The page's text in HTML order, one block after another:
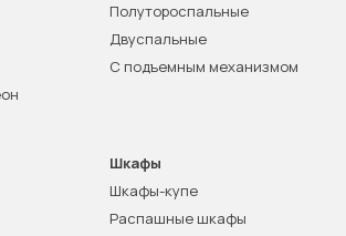
Полутороспальные
Двуспальные
С подъемным механизмом
Шкафы
Шкафы-купе
Распашные шкафы